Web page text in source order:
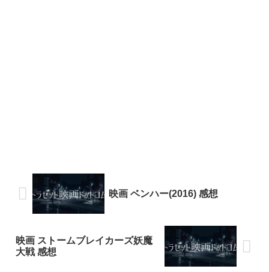
映画 ベンハー(2016) 感想
映画 ストームブレイカーズ妖魔
大戦 感想